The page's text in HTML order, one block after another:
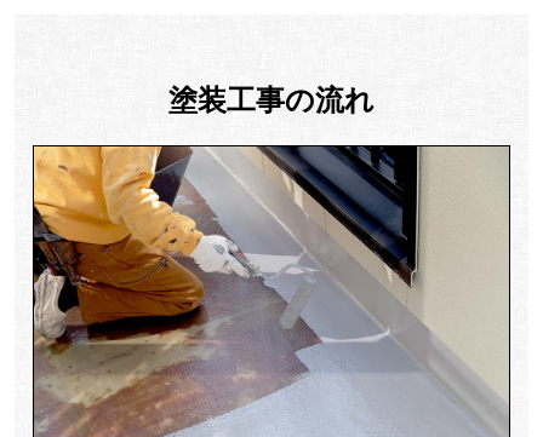
塗装工事の流れ